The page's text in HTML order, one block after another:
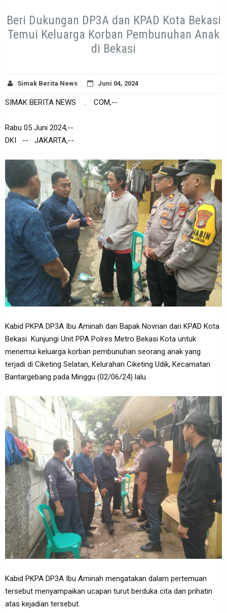
Beri Dukungan DP3A dan KPAD Kota Bekasi
Temui Keluarga Korban Pembunuhan Anak
di Bekasi
Simak Berita News Juni 04, 2024
SIMAK BERITA NEWS . COM,--
Rabu 05 Juni 2024,--
DKI -- JAKARTA,--
Kabid PKPA DP3A Ibu Aminah dan Bapak Novrian dari KPAD Kota
Bekasi Kunjungi Unit PPA Polres Metro Bekasi Kota untuk
menemui keluarga korban pembunuhan seorang anak yang
terjadi di Ciketing Selatan, Kelurahan Ciketing Udik, Kecamatan
Bantargebang pada Minggu (02/06/24) lalu.
Kabid PKPA DP3A Ibu Aminah mengatakan dalam pertemuan
tersebut menyampaikan ucapan turut berduka cita dan prihatin
atas kejadian tersebut.